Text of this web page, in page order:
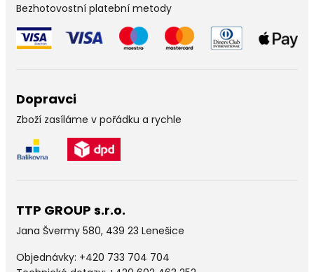
Bezhotovostní platební metody
Dopravci
Zboží zasíláme v pořádku a rychle
TTP GROUP s.r.o.
Jana Švermy 580, 439 23 Lenešice
Objednávky: +420 733 704 704